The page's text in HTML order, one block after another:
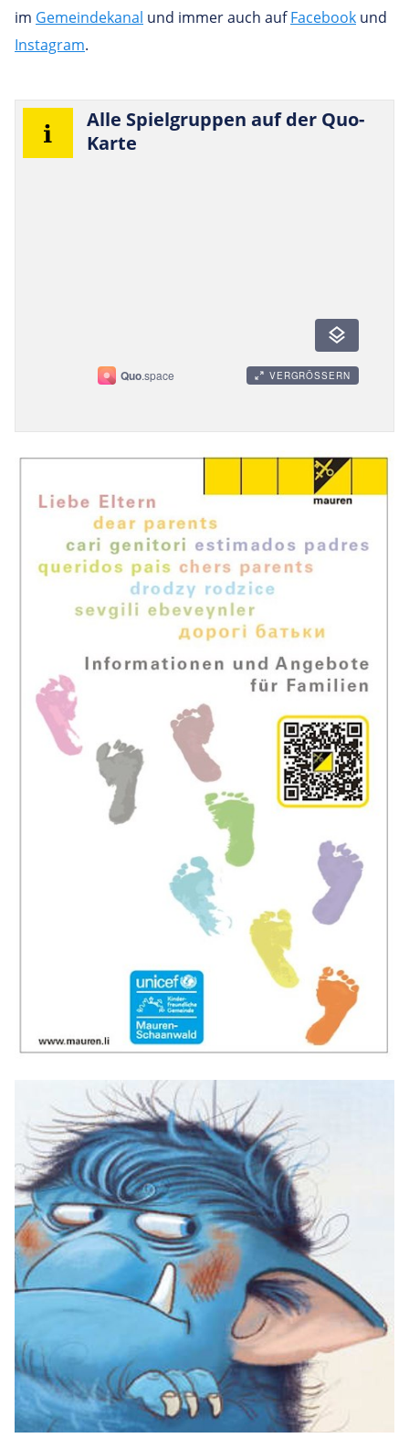
im Gemeindekanal und immer auch aufFacebook und
Instagram.
Alle Spiel­gruppen auf der Quo-
Karte